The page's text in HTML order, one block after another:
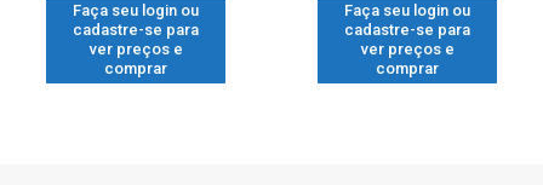
Faça seu login ou
cadastre-se para
ver preços e
comprar
Faça seu login ou
cadastre-se para
ver preços e
comprar